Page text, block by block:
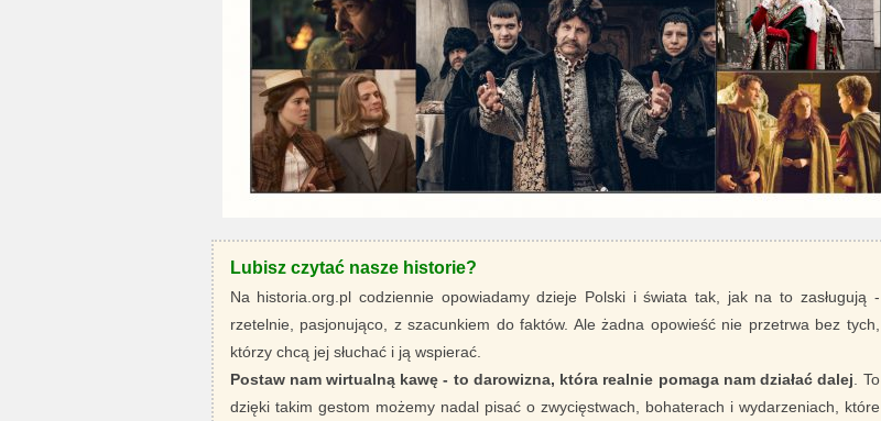
Lubisz czytać nasze historie?
Na historia.org.pl codziennie opowiadamy dzieje Polski i świata tak, jak na to zasługują -
rzetelnie, pasjonująco, z szacunkiem do faktów. Ale żadna opowieść nie przetrwa bez tych,
którzy chcą jej słuchać i ją wspierać.
Postaw nam wirtualną kawę - to darowizna, która realnie pomaga nam działać dalej . To
dzięki takim gestom możemy nadal pisać o zwycięstwach, bohaterach i wydarzeniach, które